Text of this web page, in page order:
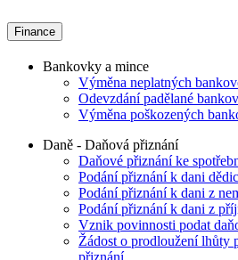
Finance
Bankovky a mince
Výměna neplatných
Odevzdání padělané
Výměna poškozených
Daně - Daňová přiznání
Daňové přiznání ke
Podání přiznání k dani
Podání přiznání k dani z
Podání přiznání k dani z
Vznik povinnosti podat
Žádost o prodloužení lhůty